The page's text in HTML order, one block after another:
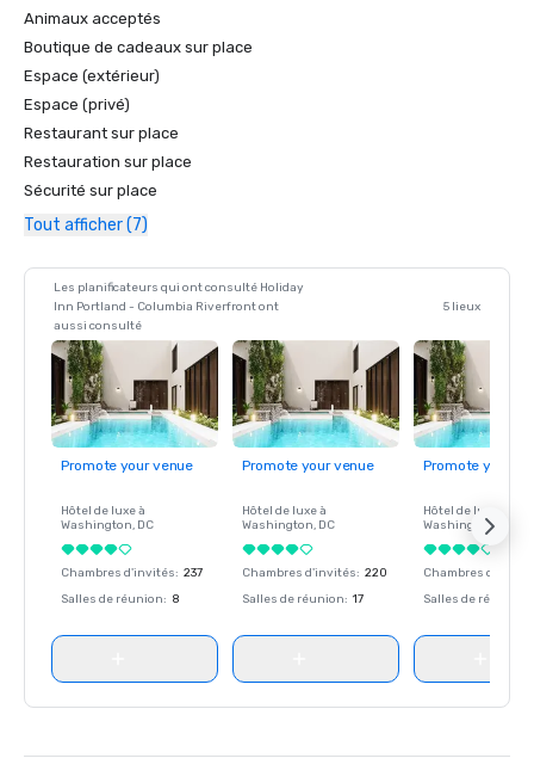
Animaux acceptés
Boutique de cadeaux sur place
Espace (extérieur)
Espace (privé)
Restaurant sur place
Restauration sur place
Sécurité sur place
Tout afficher (7)
Les planificateurs qui ont consulté Holiday
Inn Portland - Columbia Riverfront ont
aussi consulté
5 lieux
Promote your venue
Hôtel de luxe à
Washington, DC
Chambres d'invités: 237
Salles de réunion: 8
Promote your venue
Hôtel de luxe à
Washington, DC
Chambres d'invités: 220
Salles de réunion: 17
Promote your
Hôtel de luxe à
Washington
Chambres
Salles de réunion